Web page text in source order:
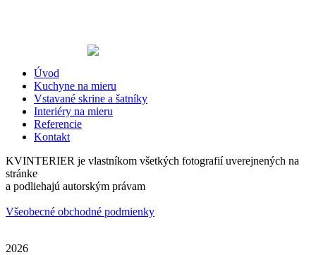
Úvod
Kuchyne na mieru
Vstavané skrine a šatníky
Interiéry na mieru
Referencie
Kontakt
KVINTERIER je vlastníkom všetkých fotografií uverejnených na
stránke
a podliehajú autorským právam
Všeobecné obchodné podmienky
2026